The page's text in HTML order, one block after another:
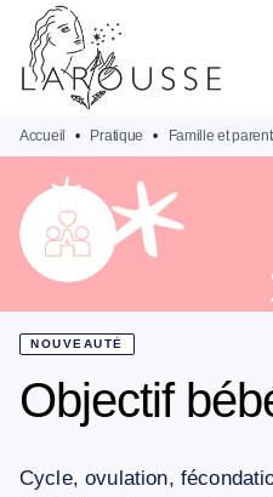
MENU
PIED DE PAGE
Accueil • Pratique • Famille et
NOUVEAUTÉ
Objectif
Cycle, ovulation,